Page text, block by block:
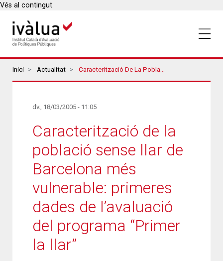
Vés al contingut
Breadcrumbs
Inici Actualitat Caracterització De La Població Sense Llar De Barcelona Més Vulnerable: Primeres Dades De L’avaluació Del Programa “Primer La Llar”
dv., 18/03/2005 - 11:05
Caracterització de la
població sense llar de
Barcelona més
vulnerable: primeres
dades de l’avaluació
del programa “Primer
la llar”